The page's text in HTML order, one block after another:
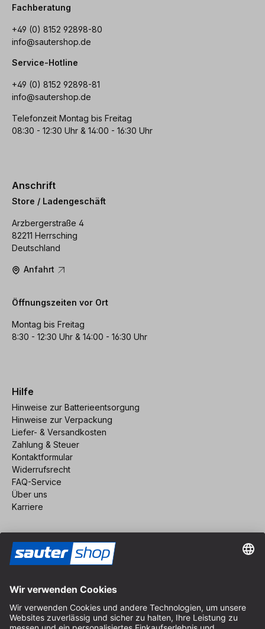
Fachberatung
+49 (0) 8152 92898-80
info@sautershop.de
Service-Hotline
+49 (0) 8152 92898-81
info@sautershop.de
Telefonzeit Montag bis Freitag
08:30 - 12:30 Uhr & 14:00 - 16:30 Uhr
Anschrift
Store / Ladengeschäft
Arzbergerstraße 4
82211 Herrsching
Deutschland
Anfahrt
Öffnungszeiten vor Ort
Montag bis Freitag
8:30 - 12:30 Uhr & 14:00 - 16:30 Uhr
Hilfe
Hinweise zur Batterieentsorgung
Hinweise zur Verpackung
Liefer- & Versandkosten
Zahlung & Steuer
Kontaktformular
Widerrufsrecht
FAQ-Service
Über uns
Karriere
Impressum